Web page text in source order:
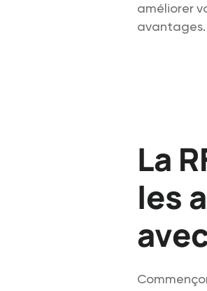
améliorer
avantages.
La
les